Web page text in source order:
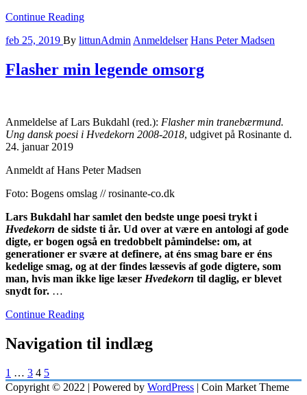
Continue Reading
feb 25, 2019 By littunAdmin Anmeldelser Hans Peter Madsen
Flasher min legende omsorg
Anmeldelse af Lars Bukdahl (red.): Flasher min tranebærmund.
Ung dansk poesi i Hvedekorn 2008-2018, udgivet på Rosinante d.
24. januar 2019
Anmeldt af Hans Peter Madsen
Foto: Bogens omslag // rosinante-co.dk
Lars Bukdahl har samlet den bedste unge poesi trykt i
Hvedekorn de sidste ti år. Ud over at være en antologi af gode
digte, er bogen også en tredobbelt påmindelse: om, at
generationer er svære at definere, at éns smag bare er éns
kedelige smag, og at der findes læssevis af gode digtere, som
man, hvis man ikke lige læser Hvedekorn til daglig, er blevet
snydt for. …
Continue Reading
Navigation til indlæg
1 … 3 4 5
Copyright © 2022 | Powered by WordPress | Coin Market Theme